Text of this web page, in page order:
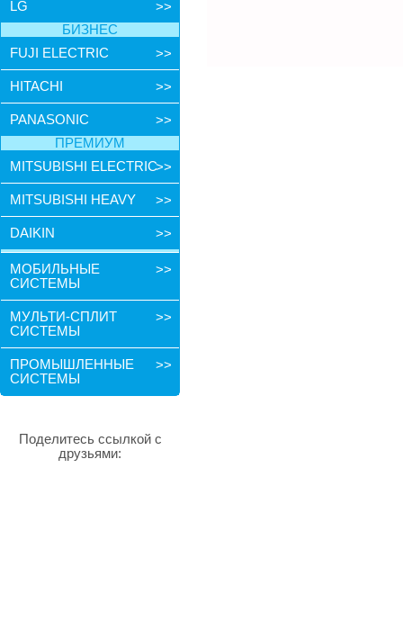
LG
>>
БИЗНЕС
FUJI ELECTRIC
>>
HITACHI >>
PANASONIC
>>
ПРЕМИУМ
MITSUBISHI ELECTRIC>>
MITSUBISHI HEAVY >>
DAIKIN >>
МОБИЛЬНЫЕ
СИСТЕМЫ
>>
МУЛЬТИ-СПЛИТ
СИСТЕМЫ
>>
ПРОМЫШЛЕННЫЕ
СИСТЕМЫ
>>
Поделитесь ссылкой с
друзьями: